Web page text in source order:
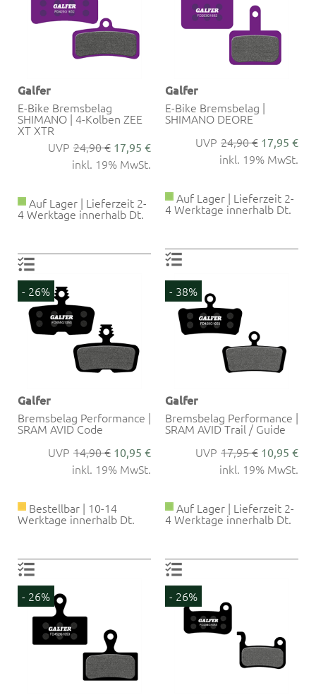
Galfer
E-Bike Bremsbelag
SHIMANO | 4-Kolben ZEE
XT XTR
24,90 € 17,95 €
inkl. 19% MwSt.
Auf Lager | Lieferzeit 2-
4 Werktage innerhalb Dt.
Galfer
E-Bike Bremsbelag |
SHIMANO DEORE
24,90 € 17,95 €
inkl. 19% MwSt.
Auf Lager | Lieferzeit 2-
4 Werktage innerhalb Dt.
- 26%
Galfer
Bremsbelag Performance |
SRAM AVID Code
14,90 € 10,95 €
inkl. 19% MwSt.
Bestellbar | 10-14
Werktage innerhalb Dt.
- 38%
Galfer
Bremsbelag Performance |
SRAM AVID Trail / Guide
17,95 € 10,95 €
inkl. 19% MwSt.
Auf Lager | Lieferzeit 2-
4 Werktage innerhalb Dt.
- 26% - 26%